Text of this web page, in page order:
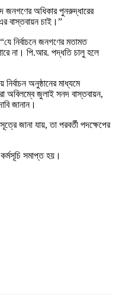
জনগণের অধিকার পুনরুদ্ধারের
বাস্তবায়ন চাই।”
নির্বাচনে জনগণের মতামত
না। পি.আর. পদ্ধতি চালু হলে
অনুষ্ঠানের মাধ্যমে
অবিলম্বে জুলাই সনদ বাস্তবায়ন,
জানান।
জানা যায়, তা পরবর্তী পদক্ষেপের
কর্মসূচি সমাপ্ত হয়।